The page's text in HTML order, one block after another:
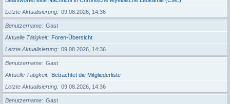
Letzte Aktualisierung
09.08.2026, 14:36
Benutzername
Gast
Aktuelle Tätigkeit
Foren-Übersicht
Letzte Aktualisierung
09.08.2026, 14:36
Benutzername
Gast
Aktuelle Tätigkeit
Betrachtet die Mitgliederliste
Letzte Aktualisierung
09.08.2026, 14:36
Benutzername
Gast